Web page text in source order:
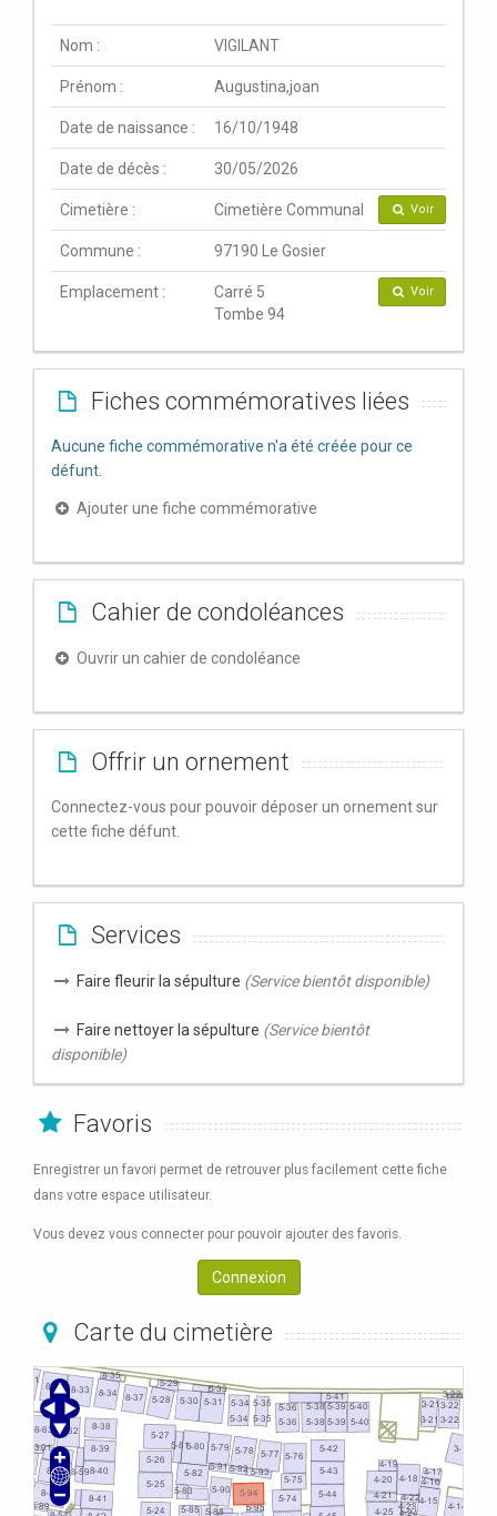
Nom : VIGILANT
Prénom : Augustina,joan
Date de naissance : 16/10/1948
Date de décès : 30/05/2026
Cimetière : Cimetière Communal Voir
Commune : 97190 Le Gosier
Emplacement :
Carré 5
Tombe 94
Voir
Fiches commémoratives liées
Aucune fiche commémorative n'a été créée pour ce
défunt.
Ajouter une fiche commémorative
Cahier de condoléances
Ouvrir un cahier de condoléance
Offrir un ornement
Connectez-vous pour pouvoir déposer un ornement sur
cette fiche défunt.
Services
Faire fleurir la sépulture (Service bientôt disponible)
Faire nettoyer la sépulture (Service bientôt
disponible)
Favoris
Enregistrer un favori permet de retrouver plus facilement cette fiche
dans votre espace utilisateur.
Vous devez vous connecter pour pouvoir ajouter des favoris.
Connexion
Carte du cimetière